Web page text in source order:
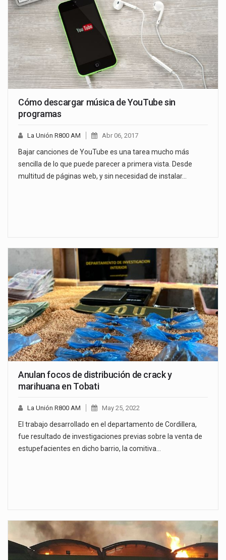
Cómo descargar música de YouTube sin
programas
La Unión R800 AM Abr 06, 2017
Bajar canciones de YouTube es una tarea mucho más
sencilla de lo que puede parecer a primera vista. Desde
multitud de páginas web, y sin necesidad de instalar…
Anulan focos de distribución de crack y
marihuana en Tobati
La Unión R800 AM May 25, 2022
El trabajo desarrollado en el departamento de Cordillera,
fue resultado de investigaciones previas sobre la venta de
estupefacientes en dicho barrio, la comitiva…